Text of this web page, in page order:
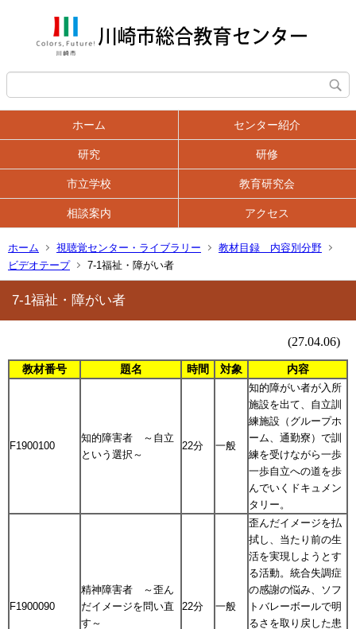
ホーム センター紹介
研究 研修
市立学校 教育研究会
相談案内 アクセス
ホーム 視聴覚センター・ライブラリー
教材目録 内容別分野
ビデオテープ
7-1福祉・障がい者
7-1福祉・障がい者
(27.04.06)
教材番号 題名 時間 対象 内容
F1900100
知的障害者 ～自立
という選択～
22分 一般
知的障がい者が入所
施設を出て、自立訓
練施設（グループホ
ーム、通勤寮）で訓
練を受けながら一歩
一歩自立への道を歩
んでいくドキュメン
タリー。
F1900090
精神障害者 ～歪ん
だイメージを問い直
す～
22分 一般
歪んだイメージを払
拭し、当たり前の生
活を実現しようとす
る活動。統合失調症
の感謝の悩み、ソフ
トバレーボールで明
るさを取り戻した患